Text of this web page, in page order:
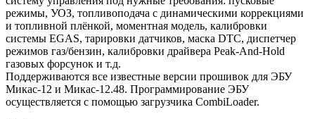
режимы, УОЗ, топливоподача с динамическими коррекциями
и топливной плёнкой, моментная модель, калибровки
системы EGAS, тарировки датчиков, маска DTC, диспетчер
режимов газ/бензин, калибровки драйвера Peak-And-Hold
газовых форсунок и т.д.
Поддерживаются все известные версии прошивок для ЭБУ
Микас-12 и Микас-12.48. Программирование ЭБУ
осуществляется с помощью загрузчика CombiLoader.